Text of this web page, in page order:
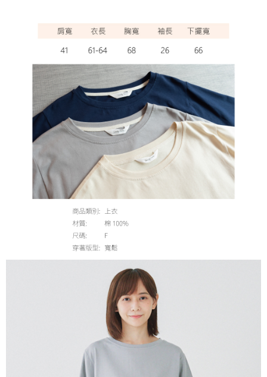
每筆NT$60，滿NT$1,000(含以上)免運費
每筆NT$80，滿NT$1,000(含以上)免運費